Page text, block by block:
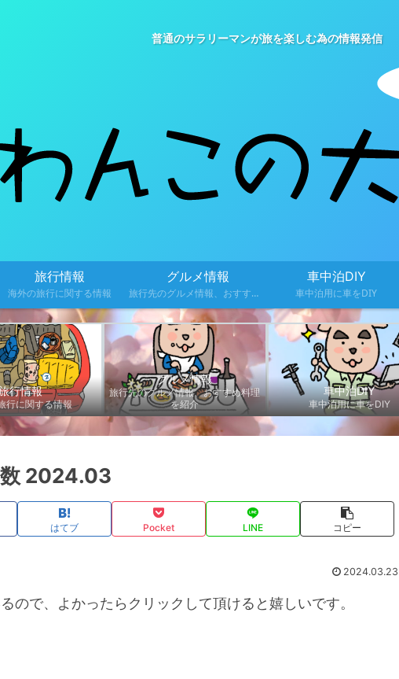
普通のサラリーマンが旅を楽しむ為の情報発信
旅行情報
海外の旅行に関する情報
グルメ情報
旅行先のグルメ情報、おすすめ料理を紹介
車中泊DIY
車中泊用に車をDIY
行情報
行に関する情報
グルメ情報
旅行先のグルメ情報、おすすめ料理
を紹介
車中泊DIY
車中泊用に車をDIY
数 2024.03
はてブ Pocket LINE コピー
2024.03.23
ので、よかったらクリックして頂けると嬉しいです。